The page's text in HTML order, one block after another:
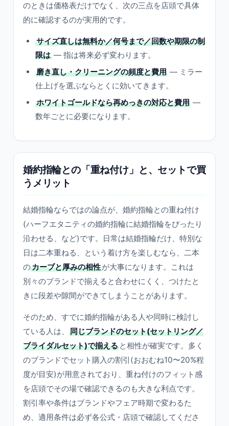
のときは価格表だけでなく、次の三点を店頭で具体
的に確認するのが実用的です。
サイズ直しは無料か／何号まで／回数や期限の制
限は — 指は将来必ず変わります。
磨き直し・クリーニングの頻度と費用 — ミラー
仕上げを選ぶならとくに効いてきます。
ホワイトゴールドなら再めっきの対応と費用 —
数年ごとに必要になります。
婚約指輪との「重ね付け」と、セットで買
うメリット
結婚指輪ならではの論点が、婚約指輪との重ね付け
(ハーフエタニティの婚約指輪に結婚指輪をぴったり
沿わせる、など)です。日常は結婚指輪だけ、特別な
日は二本重ねる、という着け方を楽しむなら、二本
のカーブと厚みの相性が大事になります。これは
別々のブランドで揃えると合わせにくく、つけたと
きに段差や隙間ができてしまうことがあります。
そのため、すでに婚約指輪がある人や同時に検討し
ている人は、
同じブランドのセット(セットリング／
ブライダルセット)で揃える と相性が確実です。多く
のブランドでセット購入の割引(おおむね10〜20%程
度が目安)が用意されており、重ね付けのフィット感
を店頭でその場で確認できるのも大きな利点です。
割引率や条件はブランドやフェア時期で変わるた
め、適用条件は必ず各公式・店頭で確認してくださ